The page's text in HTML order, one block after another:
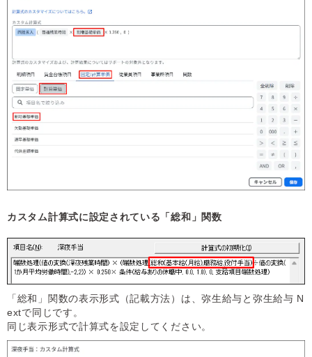
カスタム計算式に設定されている「総和」関数
「総和」関数の表示形式（記載方法）は、弥生給与と弥生給与 N
extで同じです。
同じ表示形式で計算式を設定してください。